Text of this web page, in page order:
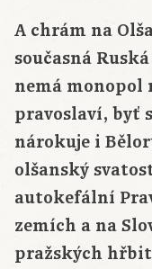
A chrám na
současná
nemá monopol
pravoslaví, byť
nárokuje i
olšanský
autokefální
zemích a na
pražských